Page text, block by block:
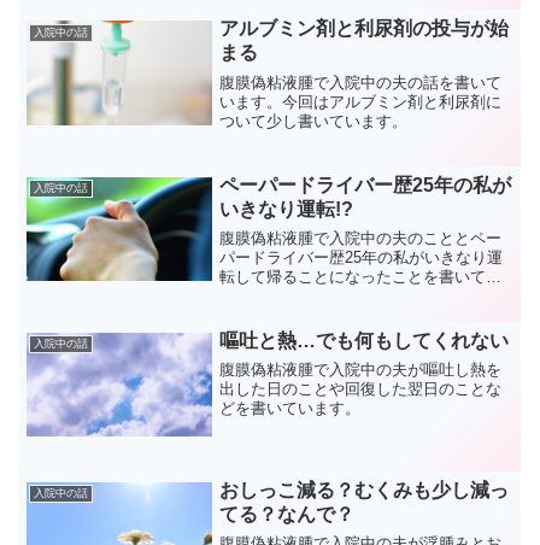
入院中の話
アルブミン剤と利尿剤の投与が始
まる
腹膜偽粘液腫で入院中の夫の話を書いて
います。今回はアルブミン剤と利尿剤に
ついて少し書いています。
入院中の話
ペーパードライバー歴25年の私が
いきなり運転!?
腹膜偽粘液腫で入院中の夫のこととペー
パードライバー歴25年の私がいきなり運
転して帰ることになったことを書いてい
入院中の話 嘔吐と熱…でも何もしてくれない
腹膜偽粘液腫で入院中の夫が嘔吐し熱を
出した日のことや回復した翌日のことな
どを書いています。
入院中の話
おしっこ減る？むくみも少し減っ
てる？なんで？